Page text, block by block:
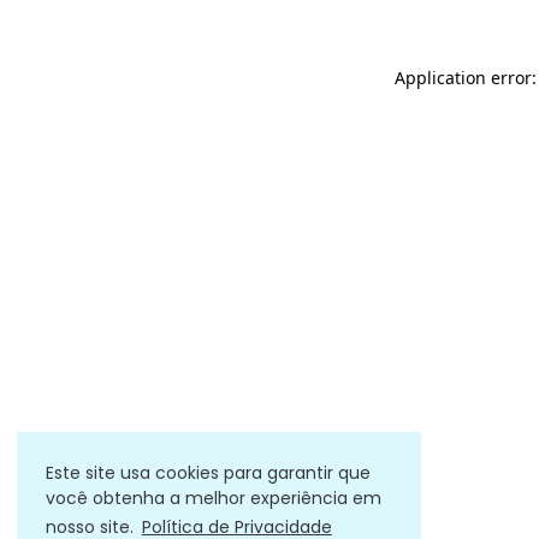
Este site usa cookies para garantir que
você obtenha a melhor experiência em
nosso site. Política de Privacidade
Application